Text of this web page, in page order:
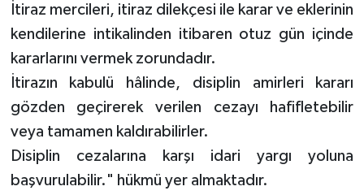
İtiraz mercileri, itiraz dilekçesi ile karar ve eklerinin
kendilerine intikalinden itibaren otuz gün içinde
kararlarını vermek zorundadır.
İtirazın kabulü hâlinde, disiplin amirleri kararı
gözden geçirerek verilen cezayı hafifletebilir
veya tamamen kaldırabilirler.
Disiplin cezalarına karşı idari yargı yoluna
başvurulabilir." hükmü yer almaktadır.